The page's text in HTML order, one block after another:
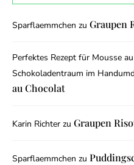
Sparflaemmchen zu Graupen
Perfektes Rezept für Mousse
Schokoladentraum im
au Chocolat
Karin Richter zu Graupen
Sparflaemmchen zu